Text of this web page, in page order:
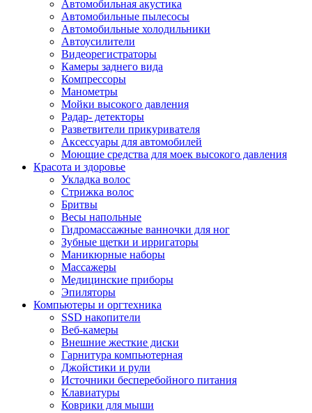
Автомобильная акустика
Автомобильные пылесосы
Автомобильные холодильники
Автоусилители
Видеорегистраторы
Камеры заднего вида
Компрессоры
Манометры
Мойки высокого давления
Радар- детекторы
Разветвители прикуривателя
Аксессуары для автомобилей
Моющие средства для моек высокого давления
Красота и здоровье
Укладка волос
Стрижка волос
Бритвы
Весы напольные
Гидромассажные ванночки для ног
Зубные щетки и ирригаторы
Маникюрные наборы
Массажеры
Медицинские приборы
Эпиляторы
Компьютеры и оргтехника
SSD накопители
Веб-камеры
Внешние жесткие диски
Гарнитура компьютерная
Джойстики и рули
Источники бесперебойного питания
Клавиатуры
Коврики для мыши